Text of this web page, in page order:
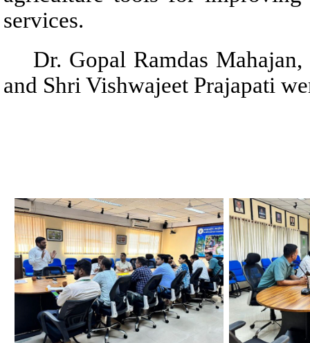
services.
Dr. Gopal Ramdas Mahajan,
and Shri Vishwajeet Prajapati